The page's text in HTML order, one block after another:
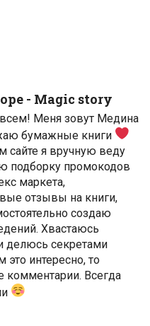
- Magic story
Меня зовут Медина
бумажные книги
сайте я вручную веду
подборку промокодов
маркета,
отзывы на книги,
создаю
Хвастаюсь
делюсь секретами
интересно, то
комментарии. Всегда